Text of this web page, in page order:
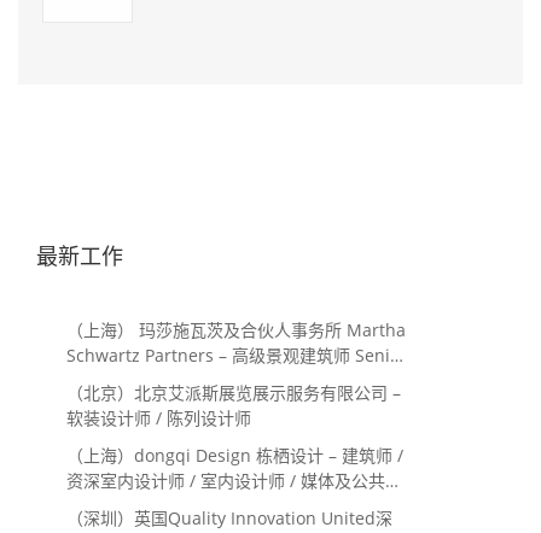
最新工作
（上海） 玛莎施瓦茨及合伙人事务所 Martha
Schwartz Partners – 高级景观建筑师 Senior
Landscape Designer / 景观建筑师
Landscape Designer
（北京）北京艾派斯展览展示服务有限公司 –
软装设计师 / 陈列设计师
（上海）dongqi Design 栋栖设计 – 建筑师 /
资深室内设计师 / 室内设计师 / 媒体及公共关
系主管 / 设计实习生（常年招聘）
（深圳）英国Quality Innovation United深